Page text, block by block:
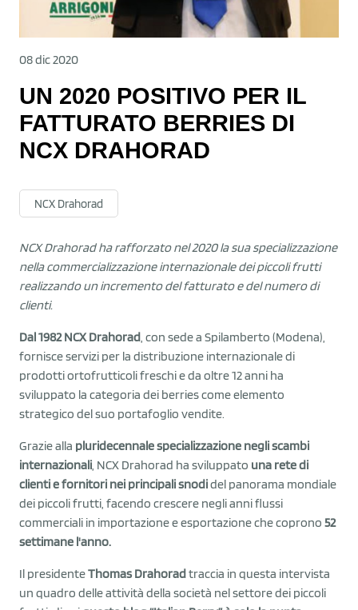
08 dic 2020
UN 2020 POSITIVO PER IL
FATTURATO BERRIES DI
NCX DRAHORAD
NCX Drahorad
NCX Drahorad ha rafforzato nel 2020 la sua specializzazione
nella commercializzazione internazionale dei piccoli frutti
realizzando un incremento del fatturato e del numero di
clienti.
Dal 1982 NCX Drahorad , con sede a Spilamberto (Modena),
fornisce servizi per la distribuzione internazionale di
prodotti ortofrutticoli freschi e da oltre 12 anni ha
sviluppato la categoria dei berries come elemento
strategico del suo portafoglio vendite.
Grazie alla pluridecennale specializzazione negli scambi
internazionali , NCX Drahorad ha sviluppato una rete di
clienti e fornitori nei principali snodidel panorama mondiale
dei piccoli frutti, facendo crescere negli anni flussi
commerciali in importazione e esportazione che coprono 52
settimane l'anno.
Il presidenteThomas Drahoradtraccia in questa intervista
un quadro delle attività della società nel settore dei piccoli